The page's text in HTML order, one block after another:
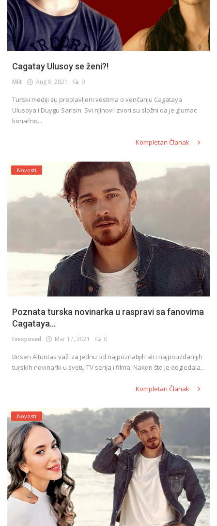
Cagatay Ulusoy se ženi?!
Milt Aug 8, 2021 0
Turski mediji su preplavljeni vestima o venčanju Cagataya
Ulusoya i Duygu Sarisin. Svi njihovi izvori su složni da je glumac
konačno...
Kompletan Članak
Novosti
Poznata turska novinarka u raspravi sa fanovima
Cagataya...
tvexposed Mar 17, 2021 0
Birsen Altuntas važi za jednu od najpoznatijih ali i najpouzdanijih
turskih novinarki u svetu TV serija i filma. Nakon što je odgledala...
Kompletan Članak
Novosti